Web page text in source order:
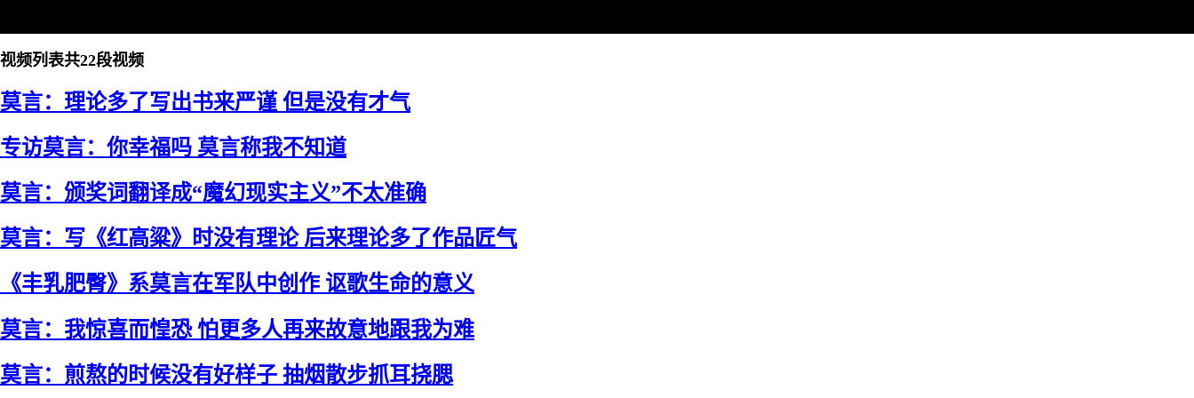
视频列表共22段视频
莫言：理论多了写出书来严谨 但是没有才气
专访莫言：你幸福吗 莫言称我不知道
莫言：颁奖词翻译成“魔幻现实主义”不太准确
莫言：写《红高粱》时没有理论 后来理论多了作品匠气
《丰乳肥臀》系莫言在军队中创作 讴歌生命的意义
莫言：我惊喜而惶恐 怕更多人再来故意地跟我为难
莫言：煎熬的时候没有好样子 抽烟散步抓耳挠腮